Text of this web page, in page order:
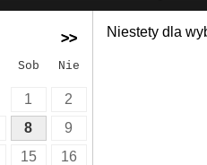
>>
Sob Nie
1
2
8
9
15
16
Niestety dla